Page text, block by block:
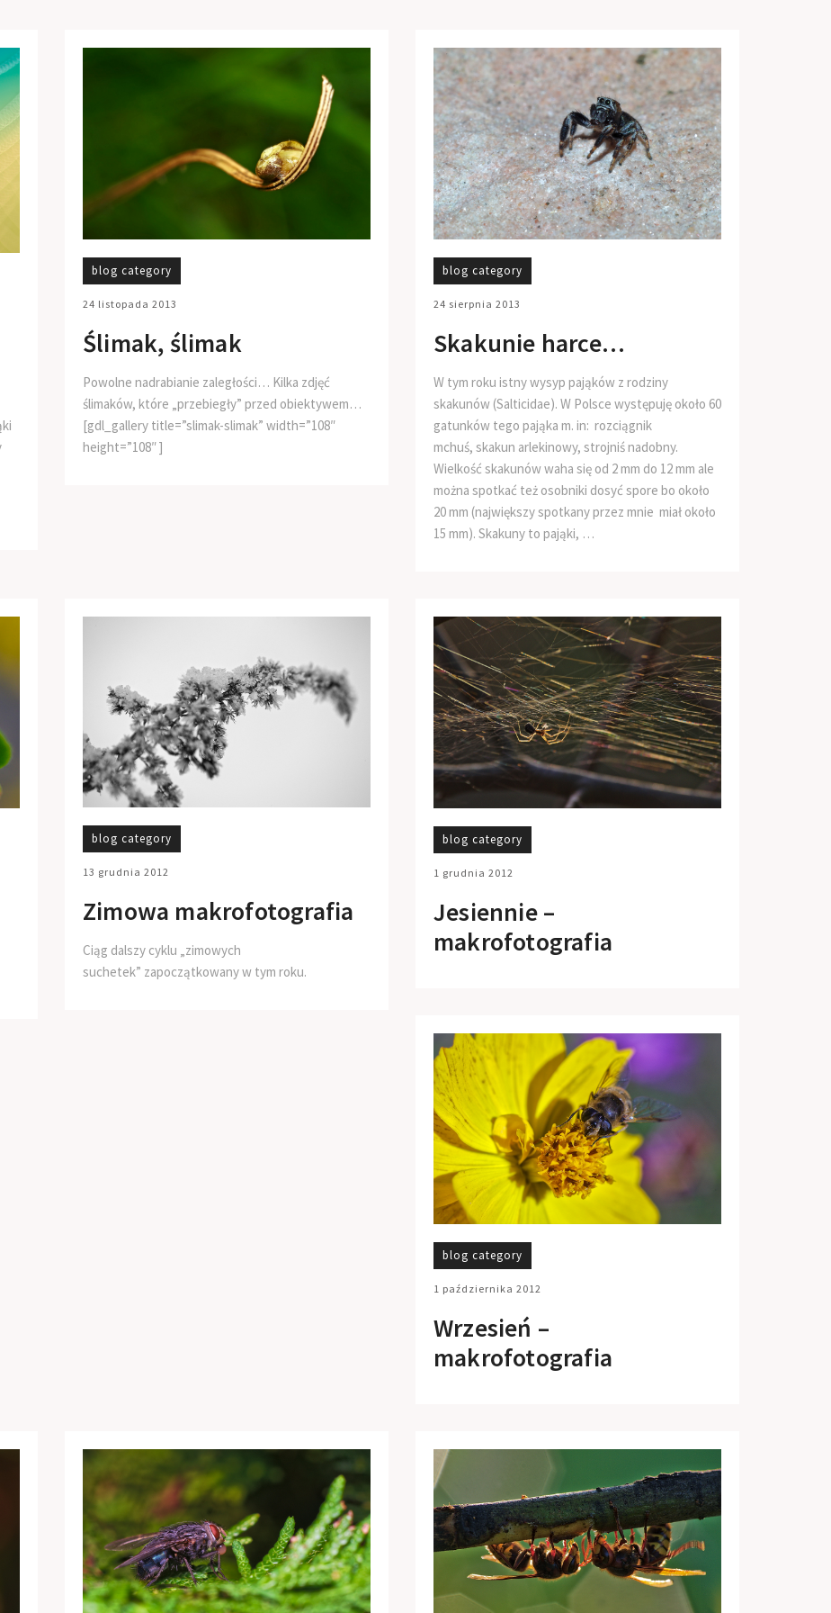
blog category
24 listopada 2013
Ślimak, ślimak
Powolne nadrabianie zaległości… Kilka zdjęć
ślimaków, które „przebiegły” przed obiektywem…
[gdl_gallery title=”slimak-slimak” width=”108″
height=”108″ ]
blog category
24 sierpnia 2013
Skakunie harce…
W tym roku istny wysyp pająków z rodziny
skakunów (Salticidae). W Polsce występuję około 60
gatunków tego pająka m. in: rozciągnik
mchuś, skakun arlekinowy, strojniś nadobny.
Wielkość skakunów waha się od 2 mm do 12 mm ale
można spotkać też osobniki dosyć spore bo około
20 mm (największy spotkany przez mnie miał około
15 mm). Skakuny to pająki, …
blog category
13 grudnia 2012
Zimowa makrofotografia
Ciąg dalszy cyklu „zimowych
suchetek” zapoczątkowany w tym roku.
blog category
1 grudnia 2012
Jesiennie –
makrofotografia
blog category
1 października 2012
Wrzesień –
makrofotografia